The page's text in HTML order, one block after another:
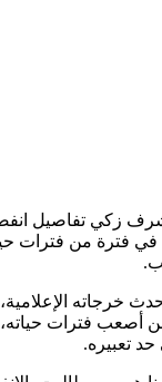
زكي تفاصيل
في فترة من فترات
الإعلامية،
أصعب فترات
حد تعبيره.